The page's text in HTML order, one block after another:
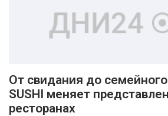
От свидания до
SUSHI меняет
ресторанах